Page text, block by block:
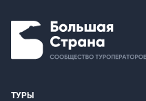
ТУРЫ